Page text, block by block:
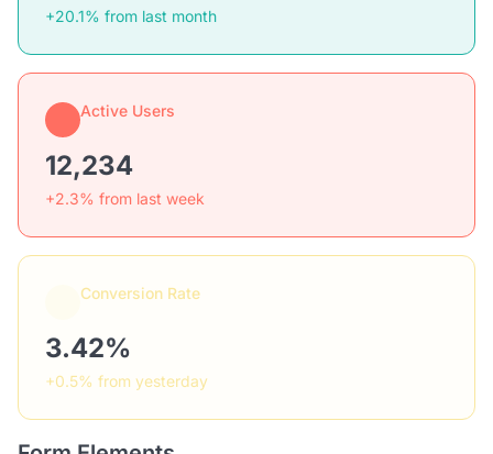
+20.1% from last month
Active Users
12,234
+2.3% from last week
Conversion Rate
3.42%
+0.5% from yesterday